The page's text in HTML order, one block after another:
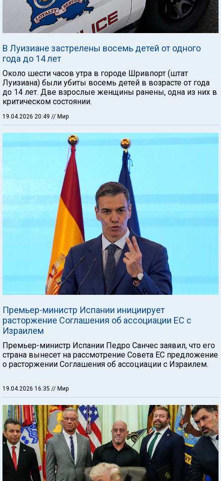
В Луизиане застрелены восемь детей от одного
года до 14 лет
Около шести часов утра в городе Шривпорт (штат
Луизиана) были убиты восемь детей в возрасте от года
до 14 лет. Две взрослые женщины ранены, одна из них в
критическом состоянии.
19.04.2026 20:49 // Мир
Премьер-министр Испании инициирует
расторжение Соглашения об ассоциации ЕС с
Израилем
Премьер-министр Испании Педро Санчес заявил, что его
страна вынесет на рассмотрение Совета ЕС предложение
о расторжении Соглашения об ассоциации с Израилем.
19.04.2026 16:35 // Мир